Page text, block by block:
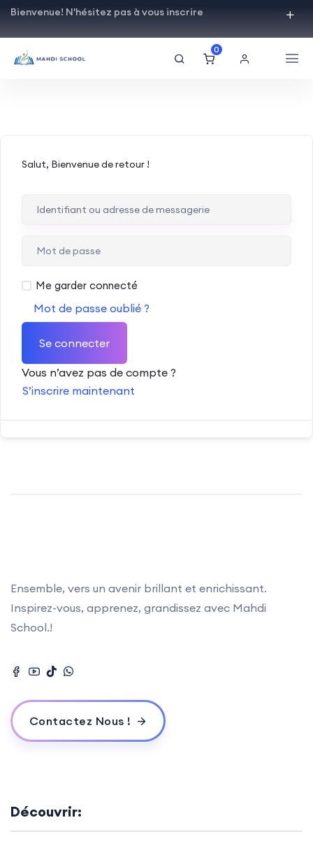
Bienvenue! N'hésitez pas à vous inscrire
0
Salut, Bienvenue de retour !
Me garder connecté
Mot de passe oublié ?
Se connecter
Vous n’avez pas de compte ?
S’inscrire maintenant
Ensemble, vers un avenir brillant et enrichissant.
Inspirez-vous, apprenez, grandissez avec Mahdi
School.!
Contactez Nous !
Découvrir: